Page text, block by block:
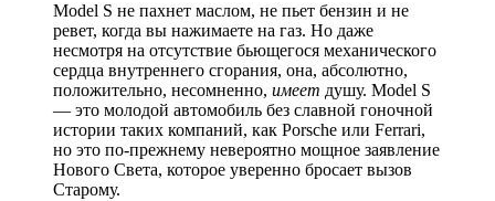
Model S не пахнет маслом, не пьет бензин и не
ревет, когда вы нажимаете на газ. Но даже
несмотря на отсутствие бьющегося механического
сердца внутреннего сгорания, она, абсолютно,
положительно, несомненно, имеет душу. Model S
— это молодой автомобиль без славной гоночной
истории таких компаний, как Porsche или Ferrari,
но это по-прежнему невероятно мощное заявление
Нового Света, которое уверенно бросает вызов
Старому.